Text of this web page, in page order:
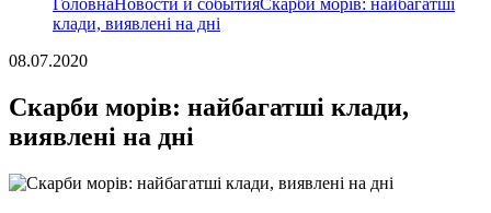
ГоловнаНовости и событияСкарби морів: найбагатші
клади, виявлені на дні
08.07.2020
Скарби морів: найбагатші клади,
виявлені на дні